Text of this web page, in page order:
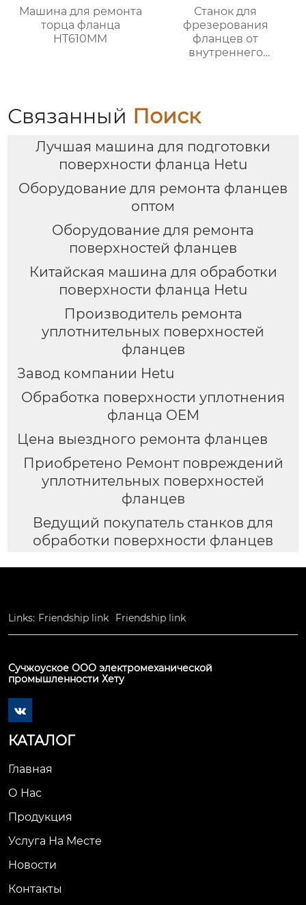
Машина для ремонта
торца фланца
HT610MM
Станок для
фрезерования
фланцев от
внутреннего
Связанный Поиск
Лучшая машина для подготовки
поверхности фланца Hetu
Оборудование для ремонта фланцев
оптом
Оборудование для ремонта
поверхностей фланцев
Китайская машина для обработки
поверхности фланца Hetu
Производитель ремонта
уплотнительных поверхностей
фланцев
Завод компании Hetu
Обработка поверхности уплотнения
фланца OEM
Цена выездного ремонта фланцев
Приобретено Ремонт повреждений
уплотнительных поверхностей
фланцев
Ведущий покупатель станков для
обработки поверхности фланцев
Links: Friendship link Friendship link
Сучжоуское ООО электромеханической
промышленности Хету

КАТАЛОГ
Главная
О Нас
Продукция
Услуга На Месте
Новости
Контакты